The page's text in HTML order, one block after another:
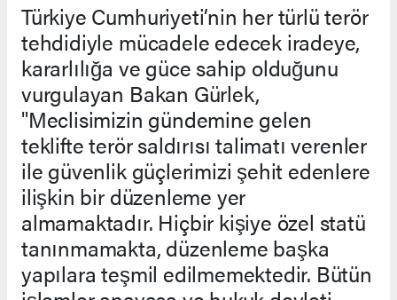
Türkiye Cumhuriyeti’nin her türlü terör
tehdidiyle mücadele edecek iradeye,
kararlılığa ve güce sahip olduğunu
vurgulayan Bakan Gürlek,
"Meclisimizin gündemine gelen
teklifte terör saldırısı talimatı verenler
ile güvenlik güçlerimizi şehit edenlere
ilişkin bir düzenleme yer
almamaktadır. Hiçbir kişiye özel statü
tanınmamakta, düzenleme başka
yapılara teşmil edilmemektedir. Bütün